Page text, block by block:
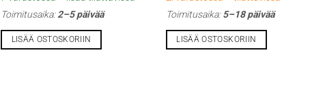
Toimitusaika:2–5 päivää
LISÄÄ OSTOSKORIIN
Toimitusaika:5–18 päivää
LISÄÄ OSTOSKORIIN